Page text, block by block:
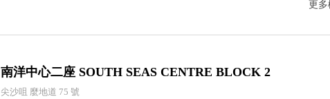
更
南洋中心二座 SOUTH SEAS CENTRE BLOCK 2
尖沙咀 麼地道 75 號